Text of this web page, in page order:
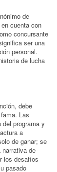
de
cuenta con
concursante
ser una
personal.
de lucha
debe
Las
programa y
a
de ganar; se
de
los desafíos
pasado